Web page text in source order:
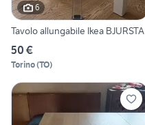
6
Tavolo allungabile Ikea BJURSTA
50 €
Torino(TO)